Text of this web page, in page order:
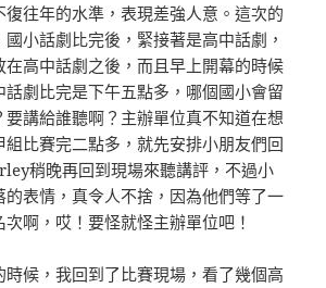
往年的水準，表現差強人意。這次的
小話劇比完後，緊接著是高中話劇，
在高中話劇之後，而且早上開幕的時候
劇比完是下午五點多，哪個國小會留
要講給誰聽啊？主辦單位真不知道在想
比賽完二點多，就先安排小朋友們回
稍晚再回到現場來聽講評，不過小
的表情，真令人不捨，因為他們等了一
啊，哎！要怪就怪主辦單位吧！
時候，我回到了比賽現場，看了幾個高